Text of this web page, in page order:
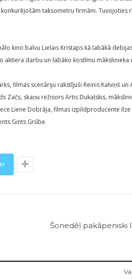
taksometru firmām. Tuvojoties
kino balvu Lielais Kristaps kā labākā
darbu un labāko kostīmu mākslinieka
filmas scenāriju rakstījuši Reinis Kalviņš un
skaņu režisors Artis Dukaļskis,
Liene Dobrāja, filmas izpildproducente
Gints Grūbe.
Šonedēļ pakāpeniski